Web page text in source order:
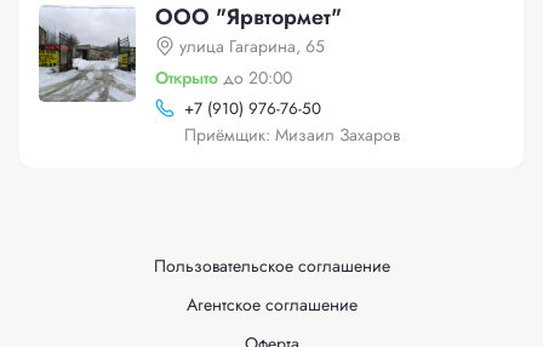
ООО "Ярвтормет"
улица Гагарина, 65
Открыто до 20:00
+7 (910) 976-76-50
Приёмщик: Мизаил Захаров
Пользовательское соглашение
Агентское соглашение